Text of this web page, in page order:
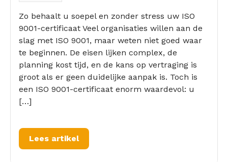
Zo behaalt u soepel en zonder stress uw ISO
9001-certificaat Veel organisaties willen aan de
slag met ISO 9001, maar weten niet goed waar
te beginnen. De eisen lijken complex, de
planning kost tijd, en de kans op vertraging is
groot als er geen duidelijke aanpak is. Toch is
een ISO 9001-certificaat enorm waardevol: u
[…]
Lees artikel